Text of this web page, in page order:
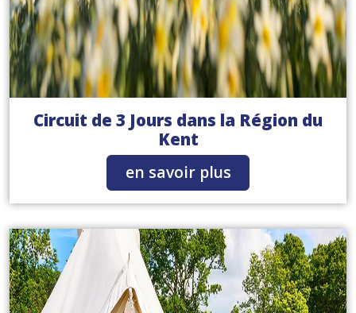
Circuit de 3 Jours dans la Région du
Kent
en savoir plus